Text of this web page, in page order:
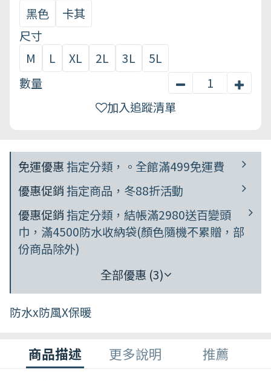
黑色
卡其
尺寸
M
L XL 2L 3L
5L
數量
加入追蹤清單
免運優惠指定分類，。全館滿499免運費
優惠促銷指定商品，冬88折活動
優惠促銷指定分類，結帳滿2980送百變頭
巾，滿4500防水收納袋(顏色隨機不累贈，部
份商品除外)
全部優惠 (3)
防水x防風X保暖
商品描述 更多說明
推薦